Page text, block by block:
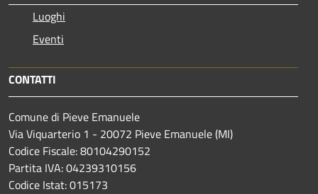
Luoghi
Eventi
CONTATTI
Comune di Pieve Emanuele
Via Viquarterio 1 - 20072 Pieve Emanuele (MI)
Codice Fiscale: 80104290152
Partita IVA: 04239310156
Codice Istat: 015173